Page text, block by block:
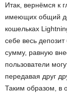
Итак, вернёмся к
имеющих общий
кошельках
себе весь
сумму, равную
пользователи
передавая друг
Таким образом, в